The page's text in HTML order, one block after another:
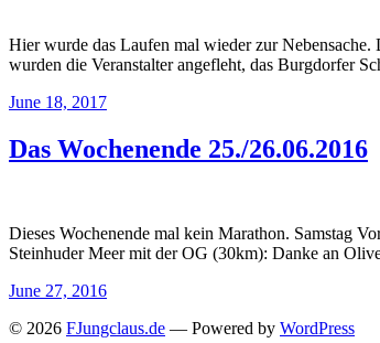
Hier wurde das Laufen mal wieder zur
wurden die Veranstalter angefleht, das Burgdorfer
June 18, 2017
Das Wochenende 25./26.06.2016
Dieses Wochenende mal kein Marathon. Samstag
Steinhuder Meer mit der OG (30km): Danke an
June 27, 2016
© 2026 FJungclaus.de — Powered by WordPress